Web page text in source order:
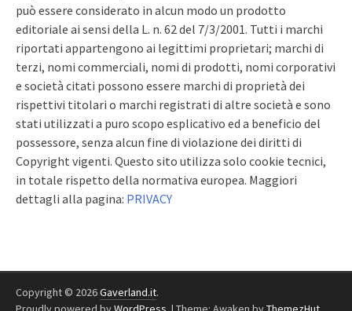
può essere considerato in alcun modo un prodotto
editoriale ai sensi della L. n. 62 del 7/3/2001. Tutti i marchi
riportati appartengono ai legittimi proprietari; marchi di
terzi, nomi commerciali, nomi di prodotti, nomi corporativi
e società citati possono essere marchi di proprietà dei
rispettivi titolari o marchi registrati di altre società e sono
stati utilizzati a puro scopo esplicativo ed a beneficio del
possessore, senza alcun fine di violazione dei diritti di
Copyright vigenti. Questo sito utilizza solo cookie tecnici,
in totale rispetto della normativa europea. Maggiori
dettagli alla pagina: PRIVACY
Copyright © 2026Gaverland.it.